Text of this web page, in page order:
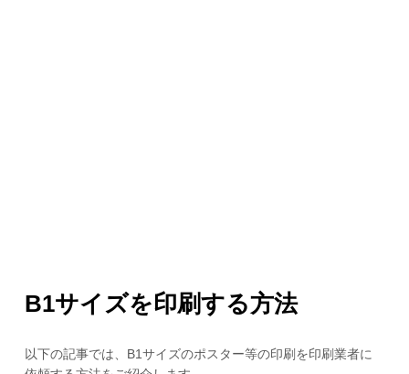
B1サイズを印刷する方法
以下の記事では、B1サイズのポスター等の印刷を印刷業者に